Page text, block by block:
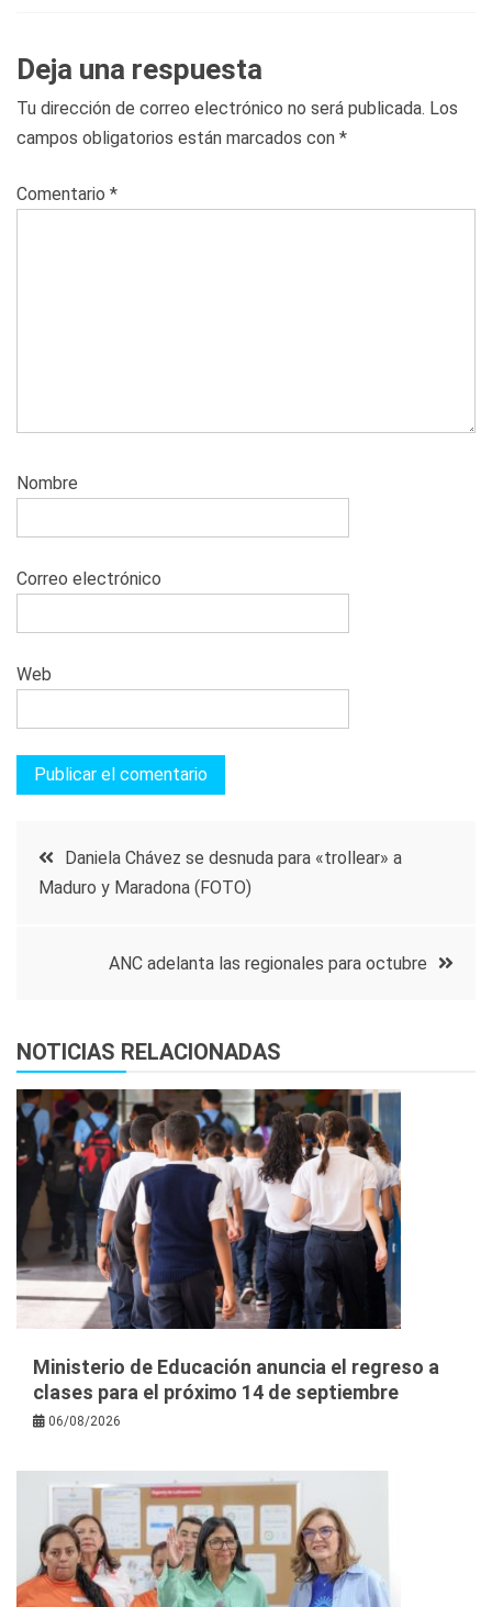
Deja una respuesta
Tu dirección de correo electrónico no será publicada. Los
campos obligatorios están marcados con *
Comentario *
Nombre
Correo electrónico
Web
Navegación
entradas
Daniela Chávez se desnuda para «trollear» a
Maduro y Maradona (FOTO)
ANC adelanta las regionales para octubre
NOTICIAS RELACIONADAS
Ministerio de Educación anuncia el regreso a
clases para el próximo 14 de septiembre
06/08/2026